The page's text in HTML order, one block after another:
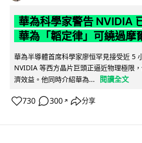
華為科學家警告 NVIDIA
華為「韜定律」可繞過摩
華為半導體首席科學家廖恒罕見接受近 5
NVIDIA 等西方晶片巨頭正逼近物理極限
濟效益。他同時介紹華為...
閱讀全文
730 300 ↗ 分享